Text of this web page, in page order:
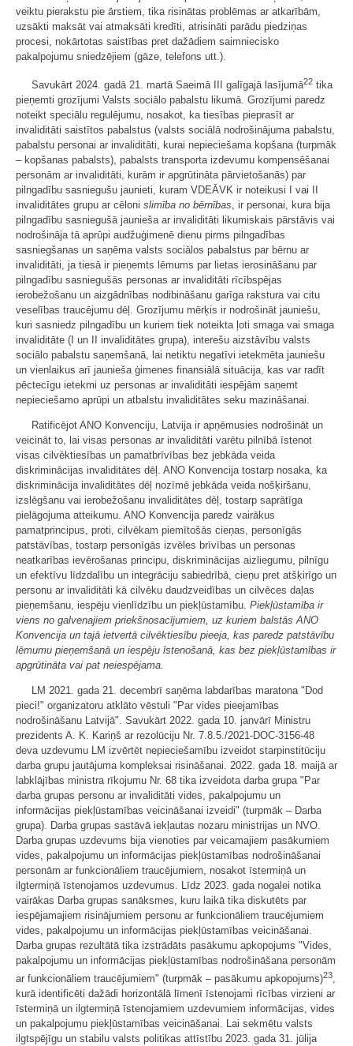
veiktu pierakstu pie ārstiem, tika risinātas problēmas ar atkarībām,
uzsākti maksāt vai atmaksāti kredīti, atrisināti parādu piedziņas
procesi, nokārtotas saistības pret dažādiem saimniecisko
pakalpojumu sniedzējiem (gāze, telefons utt.).
Savukārt 2024. gadā 21. martā Saeimā III galīgajā lasījumā22 tika
pieņemti grozījumi Valsts sociālo pabalstu likumā. Grozījumi paredz
noteikt speciālu regulējumu, nosakot, ka tiesības pieprasīt ar
invaliditāti saistītos pabalstus (valsts sociālā nodrošinājuma pabalstu,
pabalstu personai ar invaliditāti, kurai nepieciešama kopšana (turpmāk
– kopšanas pabalsts), pabalsts transporta izdevumu kompensēšanai
personām ar invaliditāti, kurām ir apgrūtināta pārvietošanās) par
pilngadību sasniegušu jaunieti, kuram VDEĀVK ir noteikusi I vai II
invaliditātes grupu ar cēloni slimība no bērnības, ir personai, kura bija
pilngadību sasniegušā jaunieša ar invaliditāti likumiskais pārstāvis vai
nodrošināja tā aprūpi audžuģimenē dienu pirms pilngadības
sasniegšanas un saņēma valsts sociālos pabalstus par bērnu ar
invaliditāti, ja tiesā ir pieņemts lēmums par lietas ierosināšanu par
pilngadību sasniegušās personas ar invaliditāti rīcībspējas
ierobežošanu un aizgādnības nodibināšanu garīga rakstura vai citu
veselības traucējumu dēļ. Grozījumu mērķis ir nodrošināt jauniešu,
kuri sasniedz pilngadību un kuriem tiek noteikta ļoti smaga vai smaga
invaliditāte (I un II invaliditātes grupa), interešu aizstāvību valsts
sociālo pabalstu saņemšanā, lai netiktu negatīvi ietekmēta jauniešu
un vienlaikus arī jaunieša ģimenes finansiālā situācija, kas var radīt
pēctecīgu ietekmi uz personas ar invaliditāti iespējām saņemt
nepieciešamo aprūpi un atbalstu invaliditātes seku mazināšanai.
Ratificējot ANO Konvenciju, Latvija ir apņēmusies nodrošināt un
veicināt to, lai visas personas ar invaliditāti varētu pilnībā īstenot
visas cilvēktiesības un pamatbrīvības bez jebkāda veida
diskriminācijas invaliditātes dēļ. ANO Konvencija tostarp nosaka, ka
diskriminācija invaliditātes dēļ nozīmē jebkāda veida nošķiršanu,
izslēgšanu vai ierobežošanu invaliditātes dēļ, tostarp saprātīga
pielāgojuma atteikumu. ANO Konvencija paredz vairākus
pamatprincipus, proti, cilvēkam piemītošās cieņas, personīgās
patstāvības, tostarp personīgās izvēles brīvības un personas
neatkarības ievērošanas principu, diskriminācijas aizliegumu, pilnīgu
un efektīvu līdzdalību un integrāciju sabiedrībā, cieņu pret atšķirīgo un
personu ar invaliditāti kā cilvēku daudzveidības un cilvēces daļas
pieņemšanu, iespēju vienlīdzību un piekļūstamību. Piekļūstamība ir
viens no galvenajiem priekšnosacījumiem, uz kuriem balstās ANO
Konvencija un tajā ietvertā cilvēktiesību pieeja, kas paredz patstāvību
lēmumu pieņemšanā un iespēju īstenošanā, kas bez piekļūstamības ir
apgrūtināta vai pat neiespējama.
LM 2021. gada 21. decembrī saņēma labdarības maratona "Dod
pieci!" organizatoru atklāto vēstuli "Par vides pieejamības
nodrošināšanu Latvijā". Savukārt 2022. gada 10. janvārī Ministru
prezidents A. K. Kariņš ar rezolūciju Nr. 7.8.5./2021-DOC-3156-48
deva uzdevumu LM izvērtēt nepieciešamību izveidot starpinstitūciju
darba grupu jautājuma kompleksai risināšanai. 2022. gada 18. maijā ar
labklājības ministra rīkojumu Nr. 68 tika izveidota darba grupa "Par
darba grupas personu ar invaliditāti vides, pakalpojumu un
informācijas piekļūstamības veicināšanai izveidi" (turpmāk – Darba
grupa). Darba grupas sastāvā iekļautas nozaru ministrijas un NVO.
Darba grupas uzdevums bija vienoties par veicamajiem pasākumiem
vides, pakalpojumu un informācijas piekļūstamības nodrošināšanai
personām ar funkcionāliem traucējumiem, nosakot īstermiņā un
ilgtermiņā īstenojamos uzdevumus. Līdz 2023. gada nogalei notika
vairākas Darba grupas sanāksmes, kuru laikā tika diskutēts par
iespējamajiem risinājumiem personu ar funkcionāliem traucējumiem
vides, pakalpojumu un informācijas piekļūstamības veicināšanai.
Darba grupas rezultātā tika izstrādāts pasākumu apkopojums "Vides,
pakalpojumu un informācijas piekļūstamības nodrošināšana personām
ar funkcionāliem traucējumiem" (turpmāk – pasākumu apkopojums)23,
kurā identificēti dažādi horizontālā līmenī īstenojami rīcības virzieni ar
īstermiņā un ilgtermiņā īstenojamiem uzdevumiem informācijas, vides
un pakalpojumu piekļūstamības veicināšanai. Lai sekmētu valsts
ilgtspējīgu un stabilu valsts politikas attīstību 2023. gada 31. jūlija